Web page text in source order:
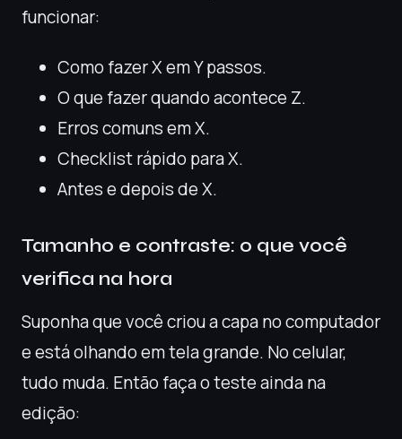
funcionar:
Como fazer X em Y passos.
O que fazer quando acontece Z.
Erros comuns em X.
Checklist rápido para X.
Antes e depois de X.
Tamanho e contraste: o que você
verifica na hora
Suponha que você criou a capa no computador
e está olhando em tela grande. No celular,
tudo muda. Então faça o teste ainda na
edição: